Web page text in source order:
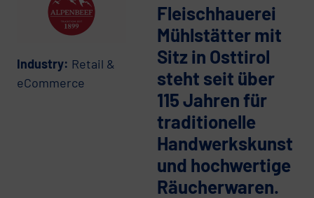
Industry: Retail &
eCommerce
Fleischhauerei
Mühlstätter mit
Sitz in Osttirol
steht seit über
115 Jahren für
traditionelle
Handwerkskunst
und hochwertige
Räucherwaren.